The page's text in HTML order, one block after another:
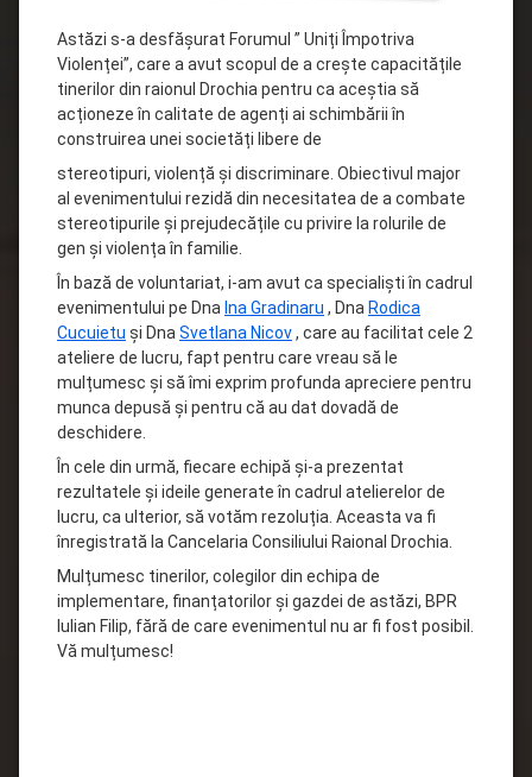
Astăzi s-a desfășurat Forumul ” Uniți Împotriva
Violenței”, care a avut scopul de a crește capacitățile
tinerilor din raionul Drochia pentru ca aceștia să
acționeze în calitate de agenți ai schimbării în
construirea unei societăți libere de
stereotipuri, violență și discriminare. Obiectivul major
al evenimentului rezidă din necesitatea de a combate
stereotipurile și prejudecățile cu privire la rolurile de
gen și violența în familie.
În bază de voluntariat, i-am avut ca specialiști în cadrul
evenimentului pe Dna Ina Gradinaru , Dna Rodica
Cucuietu și Dna Svetlana Nicov, care au facilitat cele 2
ateliere de lucru, fapt pentru care vreau să le
mulțumesc și să îmi exprim profunda apreciere pentru
munca depusă și pentru că au dat dovadă de
deschidere.
În cele din urmă, fiecare echipă și-a prezentat
rezultatele și ideile generate în cadrul atelierelor de
lucru, ca ulterior, să votăm rezoluția. Aceasta va fi
înregistrată la Cancelaria Consiliului Raional Drochia.
Mulțumesc tinerilor, colegilor din echipa de
implementare, finanțatorilor și gazdei de astăzi, BPR
Iulian Filip, fără de care evenimentul nu ar fi fost posibil.
Vă mulțumesc!